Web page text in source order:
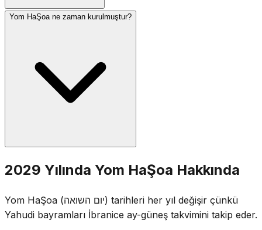
anma mumunun yakılmasını ve kurbanların isimlerinin
okunmasını içerir. Bayraklar yarıya indirilir.
Yom HaŞoa ne zaman kurulmuştur?
Yom HaŞoa, 1953'te İsrail Knesset'i tarafından
kurulmuştur. 27 Nisan tarihi, Varşova Gettosu
Ayaklanması'nın (15 Nisan 1943) yıl dönümüne yakınlığı
nedeniyle, Pesah ile çakışmayacak şekilde seçilmiştir.
2029 Yılında Yom HaŞoa Hakkında
Yom HaŞoa (יום השואה) tarihleri her yıl değişir çünkü
Yahudi bayramları İbranice ay-güneş takvimini takip eder.